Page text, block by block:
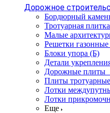
Дорожное
Бордюрный
Тротуарная
Малые
Решетки
Блоки упора (Б)
Детали
Дорожные плиты
Плиты тротуарные
Лотки
Лотки
Еще